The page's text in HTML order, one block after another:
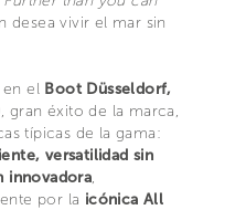
desea vivir el mar sin
en el Boot Düsseldorf,
gran éxito de la marca,
típicas de la gama:
versatilidad sin
innovadora,
por la icónica All